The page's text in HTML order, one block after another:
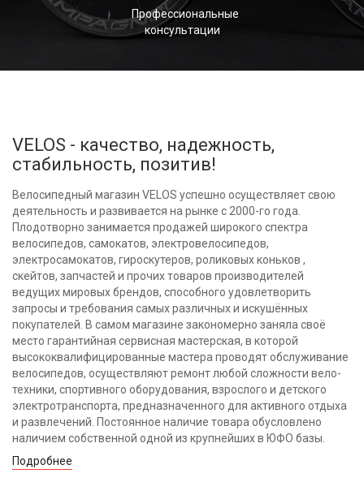
Профессиональные
консультации
VELOS - качество, надежность,
стабильность, позитив!
Велосипедный магазин VELOS успешно осуществляет свою
деятельность и развивается на рынке с 2000-го года.
Плодотворно занимается продажей широкого спектра
велосипедов, самокатов, электровелосипедов,
электросамокатов, гироскутеров, роликовых коньков ,
скейтов, запчастей и прочих товаров производителей
ведущих мировых брендов, способного удовлетворить
запросы и требования самых различных и искушённых
покупателей. В самом магазине закономерно заняла своё
место гарантийная сервисная мастерская, в которой
высококвалифицированные мастера проводят обслуживание
велосипедов, осуществляют ремонт любой сложности вело-
техники, спортивного оборудования, взрослого и детского
электротранспорта, предназначенного для активного отдыха
и развлечений. Постоянное наличие товара обусловлено
наличием собственной одной из крупнейших в ЮФО базы.
Подробнее